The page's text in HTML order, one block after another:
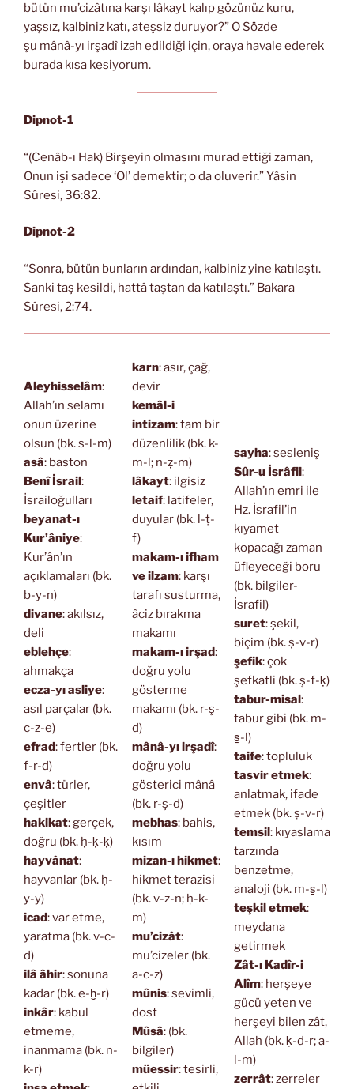
bütün mu’cizâtına karşı lâkayt kalıp gözünüz kuru,
yaşsız, kalbiniz katı, ateşsiz duruyor?” O Sözde
şu mânâ-yı irşadî izah edildiği için, oraya havale ederek
burada kısa kesiyorum.
Dipnot-1
“(Cenâb-ı Hak) Birşeyin olmasını murad ettiği zaman,
Onun işi sadece ‘Ol’ demektir; o da oluverir.” Yâsin
Sûresi, 36:82.
Dipnot-2
“Sonra, bütün bunların ardından, kalbiniz yine katılaştı.
Sanki taş kesildi, hattâ taştan da katılaştı.” Bakara
Sûresi, 2:74.
Aleyhisselâm:
Allah’ın selamı
onun üzerine
olsun (bk. s-l-m)
asâ: baston
Benî İsrail:
İsrailoğulları
beyanat-ı
Kur’âniye:
Kur’ân’ın
açıklamaları (bk.
b-y-n)
divane: akılsız,
deli
eblehçe:
ahmakça
ecza-yı asliye:
asıl parçalar (bk.
c-z-e)
efrad: fertler (bk.
f-r-d)
envâ: türler,
çeşitler
hakikat: gerçek,
doğru (bk. ḥ-ḳ-ḳ)
hayvânat:
hayvanlar (bk. ḥ-
y-y)
icad: var etme,
yaratma (bk. v-c-
d)
ilâ âhir: sonuna
kadar (bk. e-ḫ-r)
inkâr: kabul
etmeme,
inanmama (bk. n-
k-r)
karn: asır, çağ,
devir
kemâl-i
intizam: tam bir
düzenlilik (bk. k-
m-l; n-ẓ-m)
lâkayt: ilgisiz
letaif: latifeler,
duyular (bk. l-ṭ-
f)
makam-ı ifham
ve ilzam: karşı
tarafı susturma,
âciz bırakma
makamı
makam-ı irşad:
doğru yolu
gösterme
makamı (bk. r-ş-
d)
mânâ-yı irşadî:
doğru yolu
gösterici mânâ
(bk. r-ş-d)
mebhas: bahis,
kısım
mizan-ı hikmet:
hikmet terazisi
(bk. v-z-n; ḥ-k-
m)
mu’cizât:
mu’cizeler (bk.
a-c-z)
mûnis: sevimli,
dost
Mûsâ: (bk.
bilgiler)
müessir: tesirli,
sayha: sesleniş
Sûr-u İsrâfil:
Allah’ın emri ile
Hz. İsrafil’in
kıyamet
kopacağı zaman
üfleyeceği boru
(bk. bilgiler-
İsrafil)
suret: şekil,
biçim (bk. ṣ-v-r)
şefik: çok
şefkatli (bk. ş-f-ḳ)
tabur-misal:
tabur gibi (bk. m-
s̱-l)
taife: topluluk
tasvir etmek:
anlatmak, ifade
etmek (bk. ṣ-v-r)
temsil: kıyaslama
tarzında
benzetme,
analoji (bk. m-s̱-l)
teşkil etmek:
meydana
getirmek
Zât-ı Kadîr-i
Alîm: herşeye
gücü yeten ve
herşeyi bilen zât,
Allah (bk. ḳ-d-r; a-
l-m)
zerrât: zerreler